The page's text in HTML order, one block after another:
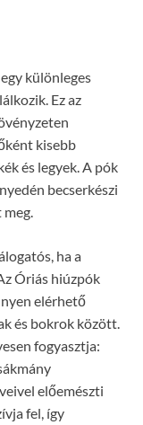
különleges
Ez az
kisebb
és legyek. A pók
becserkészi
ha a
Óriás hiúzpók
elérhető
és bokrok között.
fogyasztja:
előemészti
fel, így